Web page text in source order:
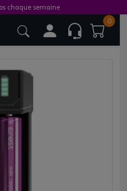
0
chaque semaine